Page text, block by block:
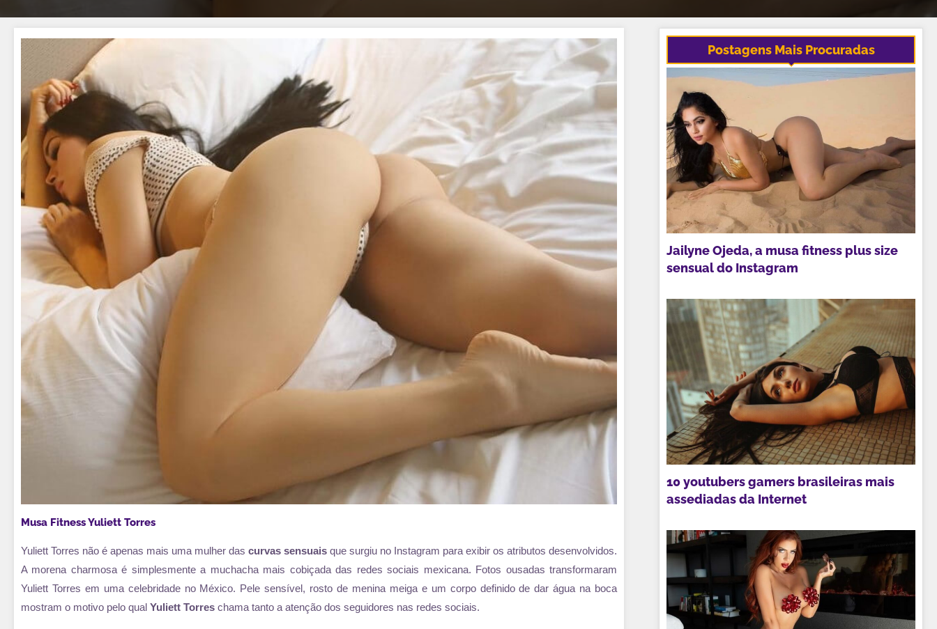
Musa Fitness Yuliett Torres
Yuliett Torres não é apenas mais uma mulher dascurvas sensuais que surgiu no Instagram para exibir os atributos desenvolvidos.
A morena charmosa é simplesmente a muchacha mais cobiçada das redes sociais mexicana. Fotos ousadas transformaram
Yuliett Torres em uma celebridade no México. Pele sensível, rosto de menina meiga e um corpo definido de dar água na boca
mostram o motivo pelo qual Yuliett Torres chama tanto a atenção dos seguidores nas redes sociais.
Postagens Mais Procuradas
Jailyne Ojeda, a musa fitness plus size
sensual do Instagram
10 youtubers gamers brasileiras mais
assediadas da Internet